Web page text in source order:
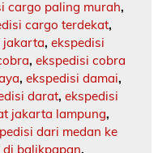
cargo paling murah,
cargo terdekat,
jakarta, ekspedisi
, ekspedisi cobra
, ekspedisi damai,
darat, ekspedisi
jakarta lampung,
dari medan ke
di balikpapan,